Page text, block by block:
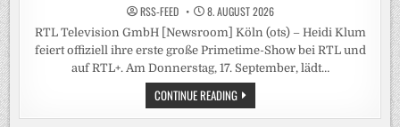
RSS-FEED 8. AUGUST 2026
RTL Television GmbH [Newsroom] Köln (ots) – Heidi Klum
feiert offiziell ihre erste große Primetime-Show bei RTL und
auf RTL+. Am Donnerstag, 17. September, lädt…
CONTINUE READINGHEIDI
IST
ZURÜCK,